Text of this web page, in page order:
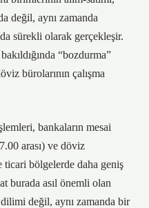
değil, aynı zamanda
sürekli olarak gerçekleşir.
“bozdurma”
bürolarının çalışma
bankaların mesai
arası) ve döviz
ticari bölgelerde daha geniş
burada asıl önemli olan
değil, aynı zamanda bir